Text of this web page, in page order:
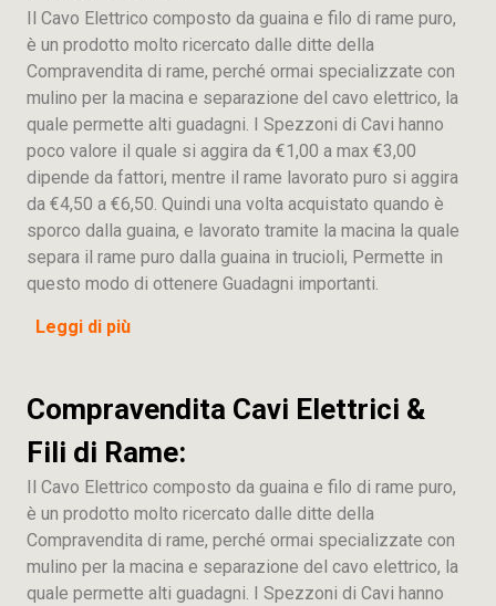
Il Cavo Elettrico composto da guaina e filo di rame puro,
è un prodotto molto ricercato dalle ditte della
Compravendita di rame, perché ormai specializzate con
mulino per la macina e separazione del cavo elettrico, la
quale permette alti guadagni. I Spezzoni di Cavi hanno
poco valore il quale si aggira da €1,00 a max €3,00
dipende da fattori, mentre il rame lavorato puro si aggira
da €4,50 a €6,50. Quindi una volta acquistato quando è
sporco dalla guaina, e lavorato tramite la macina la quale
separa il rame puro dalla guaina in trucioli, Permette in
questo modo di ottenere Guadagni importanti.
Leggi di più
Compravendita Cavi Elettrici &
Fili di Rame:
Il Cavo Elettrico composto da guaina e filo di rame puro,
è un prodotto molto ricercato dalle ditte della
Compravendita di rame, perché ormai specializzate con
mulino per la macina e separazione del cavo elettrico, la
quale permette alti guadagni. I Spezzoni di Cavi hanno